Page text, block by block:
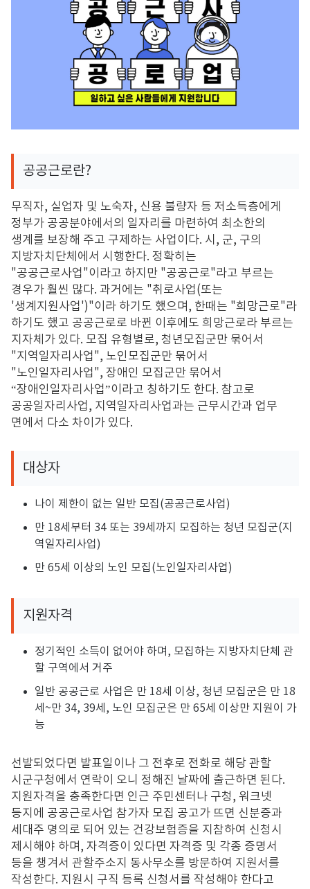
공공근로란?
무직자, 실업자 및 노숙자, 신용 불량자 등 저소득층에게
정부가 공공분야에서의 일자리를 마련하여 최소한의
생계를 보장해 주고 구제하는 사업이다. 시 , 군, 구의
지방자치단체에서 시행한다. 정확히는
"공공근로사업"이라고 하지만 "공공근로"라고 부르는
경우가 훨씬 많다. 과거에는 "취로사업(또는
'생계지원사업')"이라 하기도 했으며 , 한때는 "희망근로"라
하기도 했고 공공근로로 바뀐 이후에도 희망근로라 부르는
지자체가 있다. 모집 유형별로, 청년모집군만 묶어서
"지역일자리사업", 노인모집군만 묶어서
"노인일자리사업", 장애인 모집군만 묶어서
“장애인일자리사업”이라고 칭하기도 한다. 참고로
공공일자리사업, 지역일자리사업과는 근무시간과 업무
면에서 다소 차이가 있다.
대상자
나이 제한이 없는 일반 모집(공공근로사업)
만 18세부터 34 또는 39세까지 모집하는 청년 모집군(지
역일자리사업)
만 65세 이상의 노인 모집(노인일자리사업)
지원자격
정기적인 소득이 없어야 하며, 모집하는 지방자치단체 관
할 구역에서 거주
일반 공공근로 사업은 만 18세 이상, 청년 모집군은 만 18
세~만 34, 39세, 노인 모집군은 만 65세 이상만 지원이 가
능
선발되었다면 발표일이나 그 전후로 전화로 해당 관할
시군구청에서 연락이 오니 정해진 날짜에 출근하면 된다.
지원자격을 충족한다면 인근 주민센터나 구청 , 워크넷
등지에 공공근로사업 참가자 모집 공고가 뜨면 신분증과
세대주 명의로 되어 있는 건강보험증을 지참하여 신청시
제시해야 하며 , 자격증이 있다면 자격증 및 각종 증명서
등을 챙겨서 관할주소지 동사무소를 방문하여 지원서를
작성한다. 지원시 구직 등록 신청서를 작성해야 한다고